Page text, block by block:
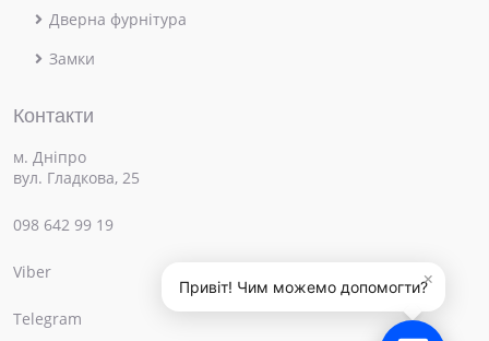
×
Привіт! Чим можемо допомогти?
Дверна фурнітура
Замки
Контакти
м. Дніпро
вул. Гладкова, 25
098 642 99 19
Viber
Telegram